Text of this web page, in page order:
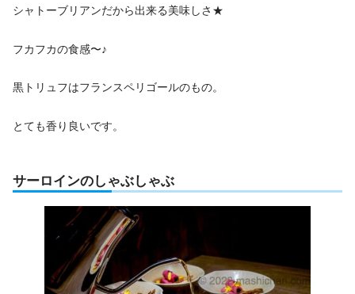
シャトーブリアンだから出来る美味しさ★
フカフカの食感〜♪
黒トリュフはフランスペリゴールのもの。
とても香り良いです。
サーロインのしゃぶしゃぶ